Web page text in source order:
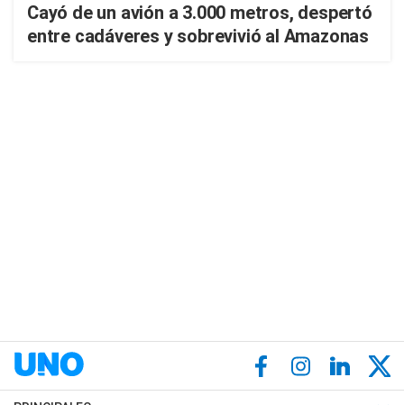
Cayó de un avión a 3.000 metros, despertó
entre cadáveres y sobrevivió al Amazonas